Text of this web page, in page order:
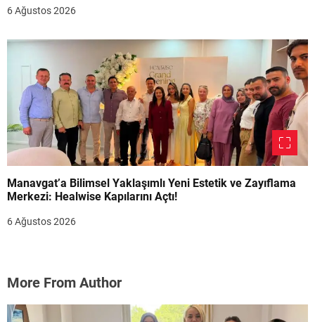
6 Ağustos 2026
Manavgat’a Bilimsel Yaklaşımlı Yeni Estetik ve Zayıflama
Merkezi: Healwise Kapılarını Açtı!
6 Ağustos 2026
More From Author